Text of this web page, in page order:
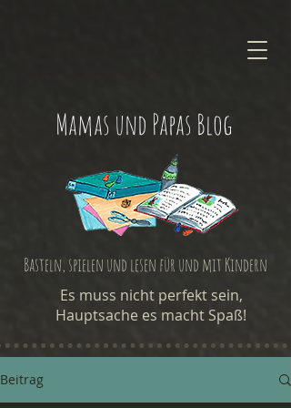
Mamas und Papas Blog
Es muss nicht perfekt sein,
Hauptsache es macht Spaß!
Basteln, spielen und lesen für und mit Kindern
Beitrag